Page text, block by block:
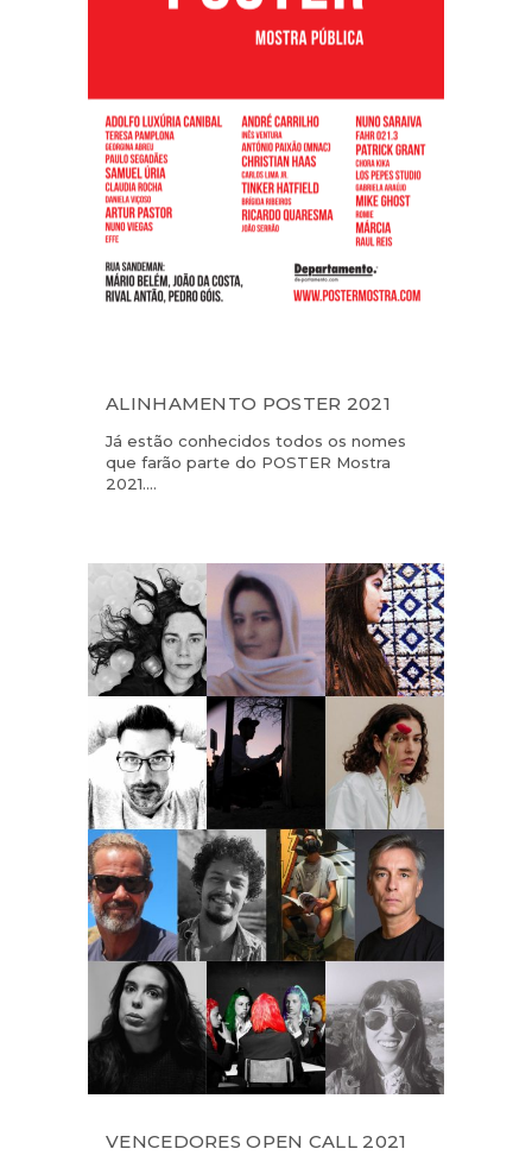
ALINHAMENTO POSTER 2021
Já estão conhecidos todos os nomes
que farão parte do POSTER Mostra
2021....
VENCEDORES OPEN CALL 2021